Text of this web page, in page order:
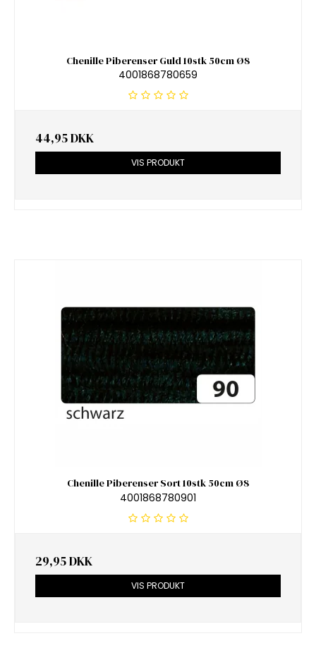
Chenille Piberenser Guld 10stk 50cm Ø8
4001868780659
44,95 DKK
VIS PRODUKT
Chenille Piberenser Sort 10stk 50cm Ø8
4001868780901
29,95 DKK
VIS PRODUKT